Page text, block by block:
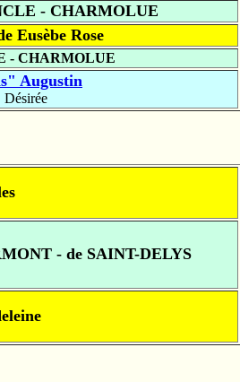
- CHARMOLUE
Eusèbe Rose
- CHARMOLUE
Augustin
- de SAINT-DELYS